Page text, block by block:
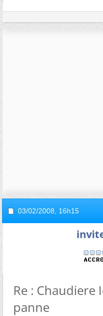
03/02/2008, 16h15
Re : Chaudiere
panne